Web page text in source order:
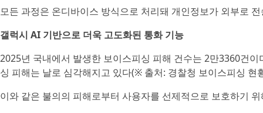
모든 과정은 온디바이스 방식으로 처리돼 개인정보가 외부로
갤럭시 AI 기반으로 더욱 고도화된 통화 기능
2025년 국내에서 발생한 보이스피싱 피해 건수는 2만3360건
싱 피해는 날로 심각해지고 있다(※ 출처: 경찰청 보이스피싱 현
이와 같은 불의의 피해로부터 사용자를 선제적으로 보호하기